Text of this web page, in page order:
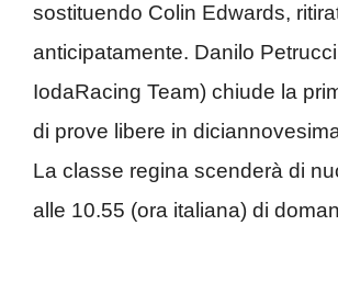
sostituendo Colin Edwards,
anticipatamente. Danilo
IodaRacing Team) chiude la
di prove libere in
La classe regina scenderà di
alle 10.55 (ora italiana) di